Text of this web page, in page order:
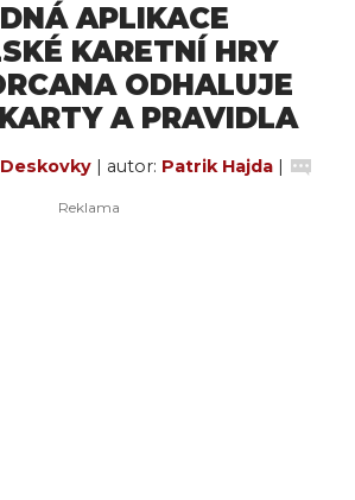
APLIKACE
KARETNÍ HRY
ODHALUJE
A PRAVIDLA
Deskovky | autor: Patrik Hajda |